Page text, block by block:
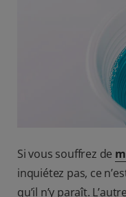
Si vous souffrez de
inquiétez pas, ce
qu’il n’y paraît.